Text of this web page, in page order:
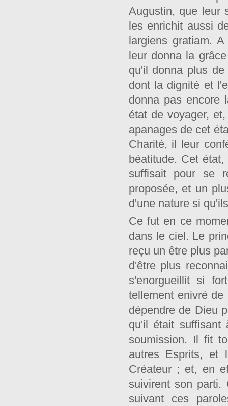
Augustin, que leur
les enrichit aussi
largiens gratiam.
leur donna la
qu'il donna plus
dont la dignité et
donna pas encore
état de voyager,
apanages de cet
Charité, il leur
béatitude. Cet
suffisait pour se
proposée, et un
d'une nature si
Ce fut en ce
dans le ciel. Le
reçu un être plus
d'être plus
s'enorgueillit si
tellement enivré
dépendre de Dieu
qu'il était suffisant
soumission. Il fit
autres Esprits, et
Créateur ; et, en
suivirent son parti.
suivant ces